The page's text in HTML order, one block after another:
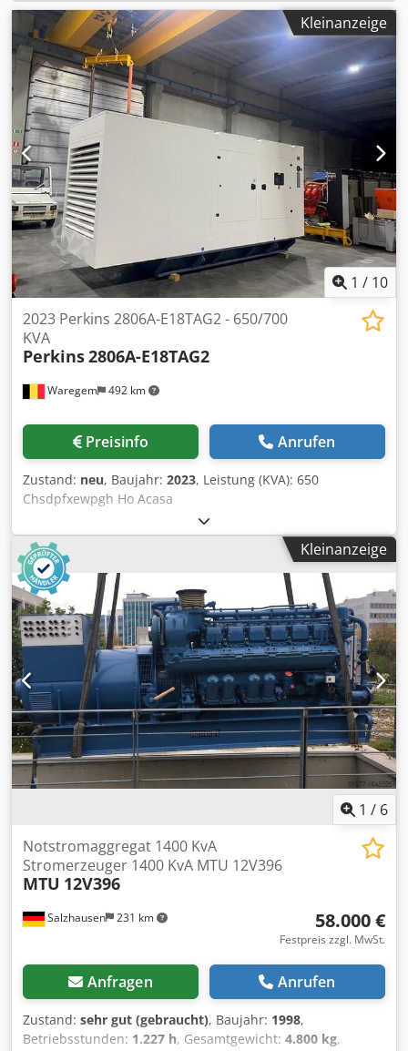
Kleinanzeige
1 / 10
Waregem 492 km
2023 Perkins 2806A-E18TAG2 - 650/700
KVA
Perkins2806A-E18TAG2
Preisinfo Anrufen
Zustand: neu, Baujahr: 2023, Leistung (KVA): 650
Chsdpfxewpgh Ho Acasa
Kleinanzeige
1 / 6
Salzhausen 231 km
Notstromaggregat 1400 KvA
Stromerzeuger 1400 KvA MTU 12V396
MTU 12V396
58.000 €
Festpreis zzgl. MwSt.
Anfragen Anrufen
Zustand: sehr gut (gebraucht), Baujahr: 1998,
Betriebsstunden: 1.227 h, Gesamtgewicht: 4.800 kg,